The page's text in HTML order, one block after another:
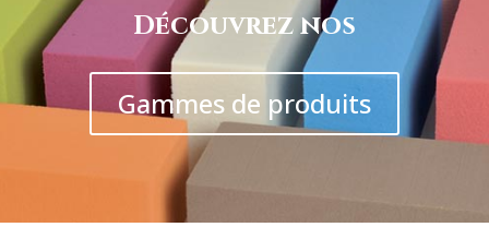
Découvrez nos
Gammes de produits